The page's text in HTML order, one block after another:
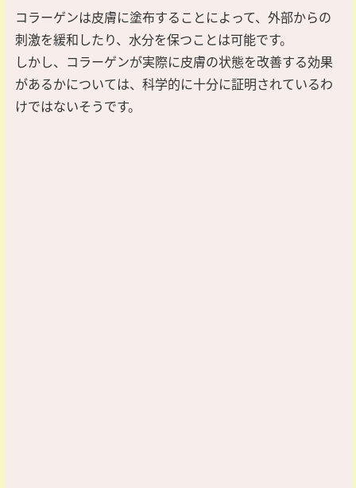
コラーゲンは皮膚に塗布することによって、外部からの
刺激を緩和したり、水分を保つことは可能です。
しかし、コラーゲンが実際に皮膚の状態を改善する効果
があるかについては、科学的に十分に証明されているわ
けではないそうです。